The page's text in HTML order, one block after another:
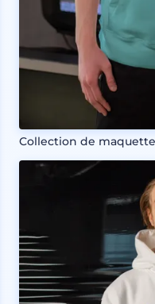
Collection de